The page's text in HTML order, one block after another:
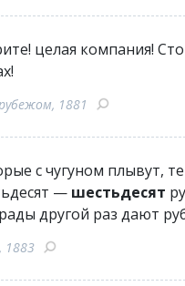
целая компания! Сто
1881
с чугуном плывут,
— шестьдесят
другой раз дают
1883